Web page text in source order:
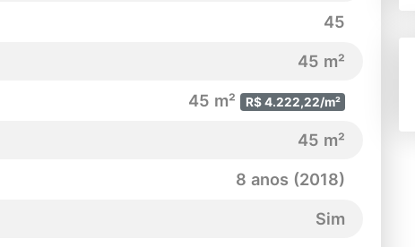
45
45 m²
45 m² R$ 4.222,22/m²
45 m²
8 anos (2018)
Sim